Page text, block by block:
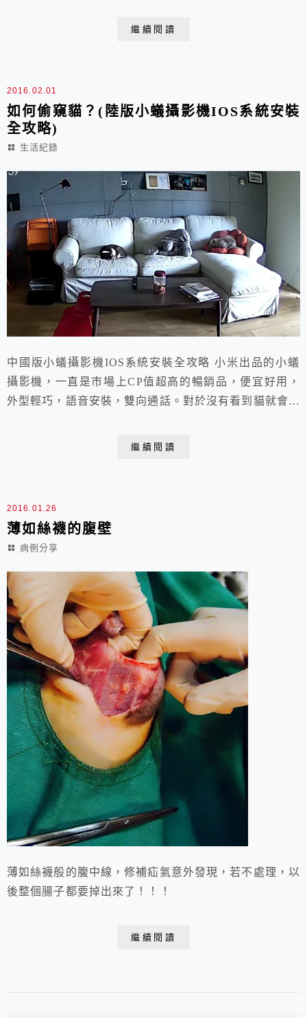
繼續閱讀
2016.02.01
如何偷窺貓？(陸版小蟻攝影機IOS系統安裝
全攻略)
生活紀錄
中國版小蟻攝影機IOS系統安裝全攻略 小米出品的小蟻
攝影機，一直是市場上CP值超高的暢銷品，便宜好用，
外型輕巧，語音安裝，雙向通話。對於沒有看到貓就會死
繼續閱讀
2016.01.26
薄如絲襪的腹壁
病例分享
薄如絲襪般的腹中線，修補疝氣意外發現，若不處理，以
後整個腸子都要掉出來了！！！
繼續閱讀